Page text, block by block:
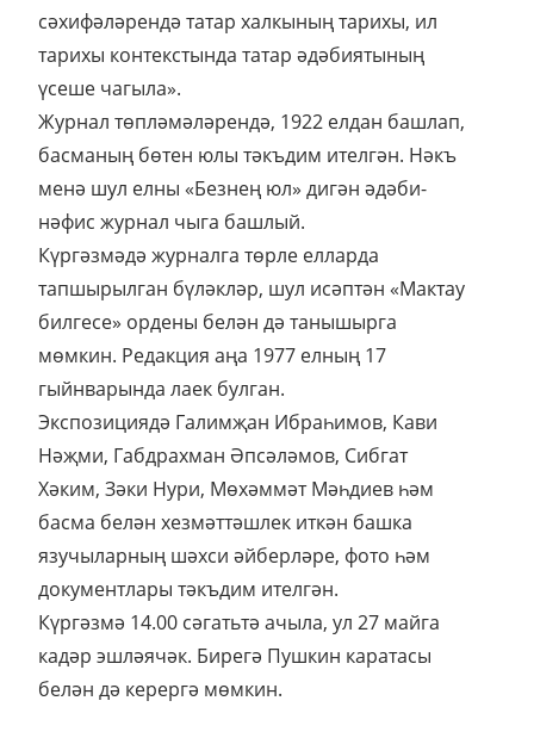
сәхифәләрендә татар халкының тарихы, ил
тарихы контекстында татар әдәбиятының
үсеше чагыла».
Журнал төпләмәләрендә, 1922 елдан башлап,
басманың бөтен юлы тәкъдим ителгән. Нәкъ
менә шул елны «Безнең юл» дигән әдәби-
нәфис журнал чыга башлый.
Күргәзмәдә журналга төрле елларда
тапшырылган бүләкләр, шул исәптән «Мактау
билгесе» ордены белән дә танышырга
мөмкин. Редакция аңа 1977 елның 17
гыйнварында лаек булган.
Экспозициядә Галимҗан Ибраһимов, Кави
Нәҗми, Габдрахман Әпсәләмов, Сибгат
Хәким, Зәки Нури, Мөхәммәт Мәһдиев һәм
басма белән хезмәттәшлек иткән башка
язучыларның шәхси әйберләре, фото һәм
документлары тәкъдим ителгән.
Күргәзмә 14.00 сәгатьтә ачыла, ул 27 майга
кадәр эшләячәк. Бирегә Пушкин каратасы
белән дә керергә мөмкин.